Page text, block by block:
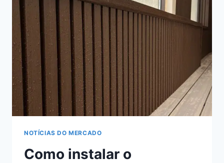
COMPLETO
INSTALAÇÃO
DE
REVESTIMENTOS
WPC
NOTÍCIAS DO MERCADO
Como instalar o